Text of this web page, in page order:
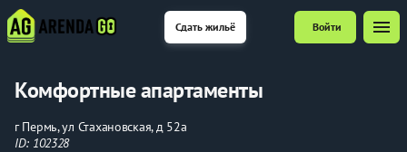
Сдать жильё Войти menu
Комфортные апартаменты
г Пермь, ул Стахановская, д 52а
ID: 102328